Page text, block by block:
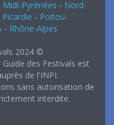
Midi-Pyrénées - Nord-
Picardie - Poitou-
- Rhône-Alpes
2024 ©
des Festivals est
de l'INPI.
sans autorisation de
interdite.